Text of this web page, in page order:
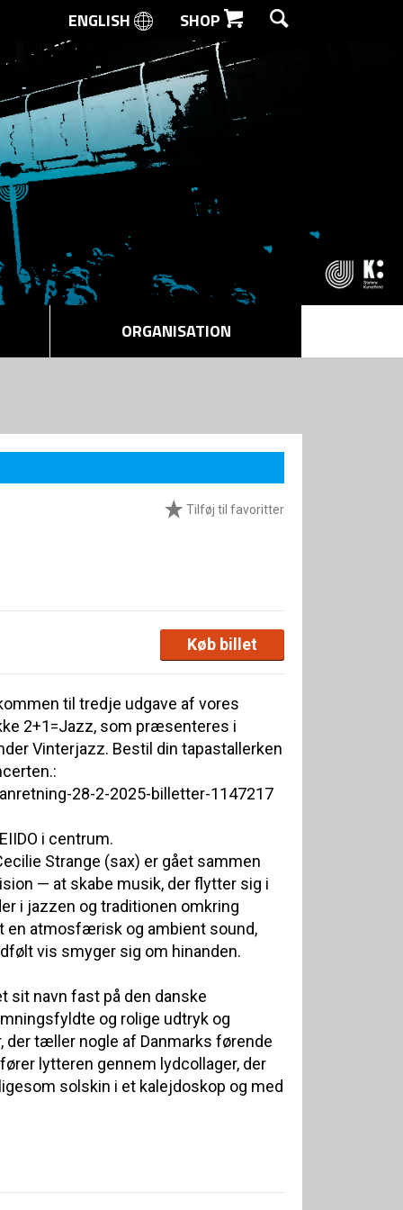
SØG
ENGLISH SHOP
ORGANISATION
Tilføj til favoritter
Køb billet
til tredje udgave af vores
2+1=Jazz, som præsenteres i
Vinterjazz. Bestil din tapastallerken
28-2-2025-billetter-1147217
i centrum.
Strange (sax) er gået sammen
— at skabe musik, der flytter sig i
i jazzen og traditionen omkring
en atmosfærisk og ambient sound,
vis smyger sig om hinanden.
sit navn fast på den danske
og rolige udtryk og
der tæller nogle af Danmarks førende
lytteren gennem lydcollager, der
solskin i et kalejdoskop og med